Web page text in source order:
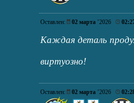
Оставлен: 02 марта ’2026
Каждая деталь
виртуозно!
Оставлен: 02 марта ’2026